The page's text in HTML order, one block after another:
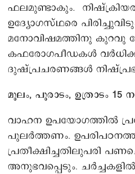
ഫലമുണ്ടാകും.
ഉദ്യോഗസ്ഥരെ
മനോവിഷമത്തിനു കുറവു
കഫരോഗപീഡകള്‍
ദുഷ്പ്രചരണങ്ങൾ
മൂലം, പൂരാടം, ഉത്രാടം 15
വാഹന ഉപയോഗത്തിൽ
പുലർത്തണം.
പ്രതീക്ഷിച്ചതിലുപരി
അനുഭവപ്പെടും.